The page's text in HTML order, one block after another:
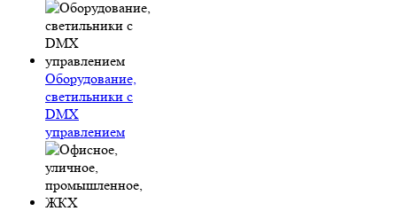
Оборудование,
светильники с
DMX
управлением